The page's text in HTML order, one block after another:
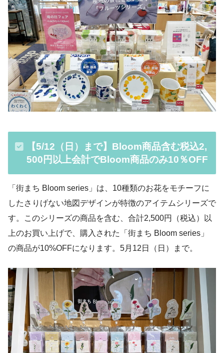
【5/12（日）まで】Bloom商品含む税込2,
500円以上会計でBloom商品のみ10％OFF
「街まち Bloom series」は、10種類のお花をモチーフに
したさりげない地図デザインが特徴のアイテムシリーズで
す。このシリーズの商品を含む、合計2,500円（税込）以
上のお買い上げで、購入された「街まち Bloom series」
の商品が10%OFFになります。5月12日（日）まで。